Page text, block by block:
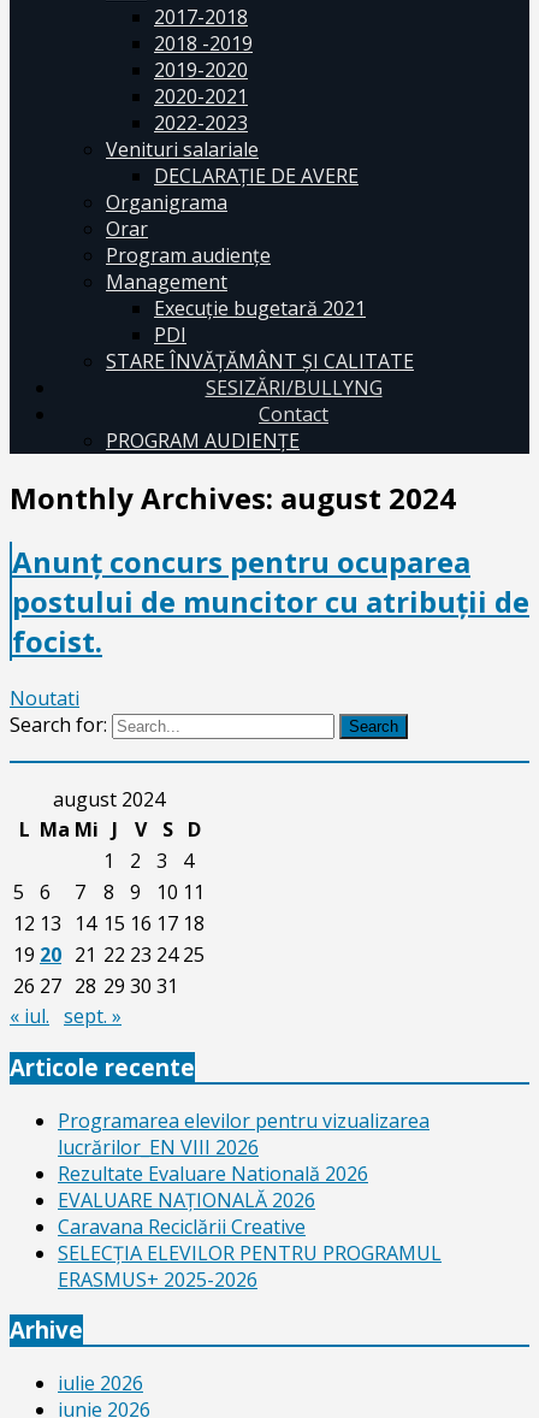
2017-2018
2018 -2019
2019-2020
2020-2021
2022-2023
Venituri salariale
DECLARAŢIE DE AVERE
Organigrama
Orar
Program audiențe
Management
Execuţie bugetară 2021
PDI
STARE ÎNVĂȚĂMÂNT ȘI CALITATE
SESIZĂRI/BULLYNG
Contact
PROGRAM AUDIENŢE
Monthly Archives: august 2024
Anunț concurs pentru ocuparea
postului de muncitor cu atribuții de
focist.
Noutati
Search for:
Search
august 2024
L Ma Mi J V S
D
1
2 3
4
5
6 7 8 9 10 11
12 13 14 15 16 17 18
19 20 21 22 23 24 25
26 27 28 29 30 31
« iul. sept. »
Articole recente
Programarea elevilor pentru vizualizarea
lucrărilor_EN VIII 2026
Rezultate Evaluare Natională 2026
EVALUARE NAŢIONALĂ 2026
Caravana Reciclării Creative
SELECŢIA ELEVILOR PENTRU PROGRAMUL
ERASMUS+ 2025-2026
Arhive
iulie 2026
iunie 2026